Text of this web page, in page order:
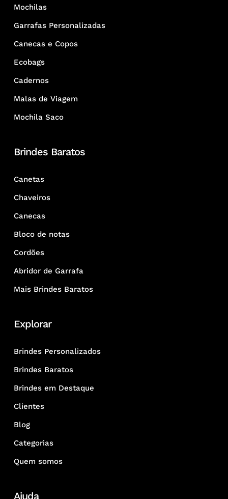
Mochilas
Garrafas Personalizadas
Canecas e Copos
Ecobags
Cadernos
Malas de Viagem
Mochila Saco
Brindes Baratos
Canetas
Chaveiros
Canecas
Bloco de notas
Cordões
Abridor de Garrafa
Mais Brindes Baratos
Explorar
Brindes Personalizados
Brindes Baratos
Brindes em Destaque
Clientes
Blog
Categorias
Quem somos
Ajuda